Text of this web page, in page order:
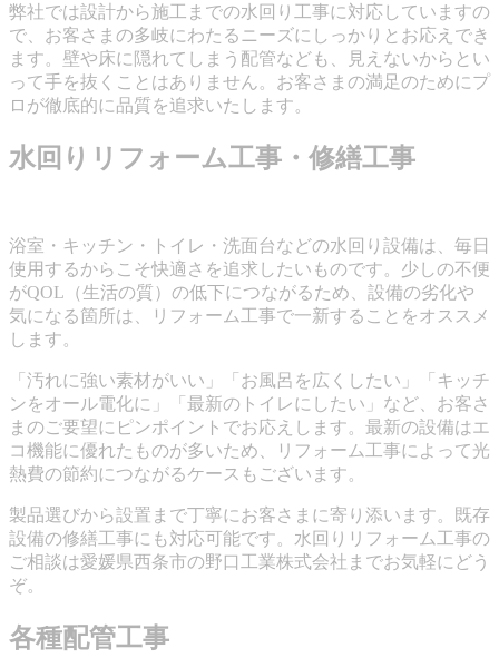
弊社では設計から施工までの水回り工事に対応していますの
で、お客さまの多岐にわたるニーズにしっかりとお応えでき
ます。壁や床に隠れてしまう配管なども、見えないからとい
って手を抜くことはありません。お客さまの満足のためにプ
ロが徹底的に品質を追求いたします。
水回りリフォーム工事・修繕工事
浴室・キッチン・トイレ・洗面台などの水回り設備は、毎日
使用するからこそ快適さを追求したいものです。少しの不便
がQOL（生活の質）の低下につながるため、設備の劣化や
気になる箇所は、リフォーム工事で一新することをオススメ
します。
「汚れに強い素材がいい」「お風呂を広くしたい」「キッチ
ンをオール電化に」「最新のトイレにしたい」など、お客さ
まのご要望にピンポイントでお応えします。最新の設備はエ
コ機能に優れたものが多いため、リフォーム工事によって光
熱費の節約につながるケースもございます。
製品選びから設置まで丁寧にお客さまに寄り添います。既存
設備の修繕工事にも対応可能です。水回りリフォーム工事の
ご相談は愛媛県西条市の野口工業株式会社までお気軽にどう
ぞ。
各種配管工事